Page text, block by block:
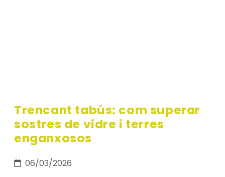
Trencant tabús: com superar
sostres de vidre i terres
enganxosos
06/03/2026